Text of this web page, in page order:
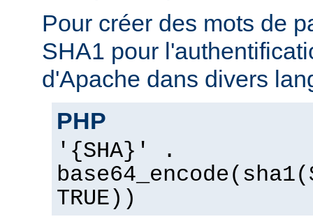
Pour créer des mots de
SHA1 pour
d'Apache dans divers
PHP
'{SHA}' .
TRUE))